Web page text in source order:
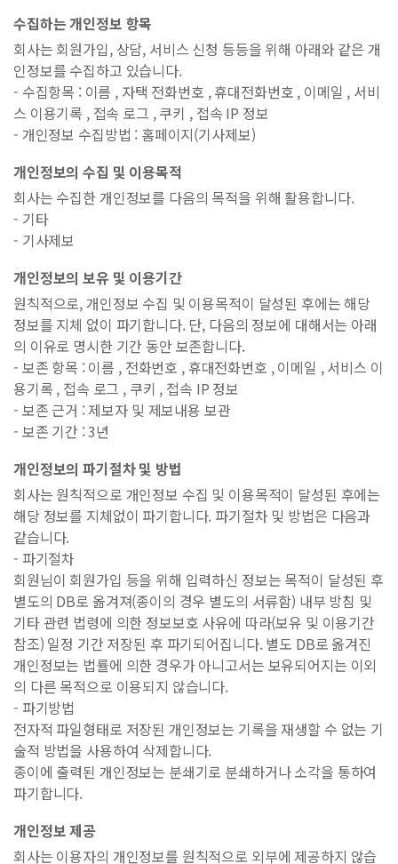
수집하는 개인정보 항목
회사는 회원가입, 상담, 서비스 신청 등등을 위해 아래와 같은 개
인정보를 수집하고 있습니다.
- 수집항목 : 이름 , 자택 전화번호 , 휴대전화번호 , 이메일 , 서비
스 이용기록 , 접속 로그 , 쿠키 , 접속 IP 정보
- 개인정보 수집방법 : 홈페이지(기사제보)
개인정보의 수집 및 이용목적
회사는 수집한 개인정보를 다음의 목적을 위해 활용합니다.
- 기타
- 기사제보
개인정보의 보유 및 이용기간
원칙적으로, 개인정보 수집 및 이용목적이 달성된 후에는 해당
정보를 지체 없이 파기합니다. 단, 다음의 정보에 대해서는 아래
의 이유로 명시한 기간 동안 보존합니다.
- 보존 항목 : 이름 , 전화번호 , 휴대전화번호 , 이메일 , 서비스 이
용기록 , 접속 로그 , 쿠키 , 접속 IP 정보
- 보존 근거 : 제보자 및 제보내용 보관
- 보존 기간 : 3년
개인정보의 파기절차 및 방법
회사는 원칙적으로 개인정보 수집 및 이용목적이 달성된 후에는
해당 정보를 지체없이 파기합니다. 파기절차 및 방법은 다음과
같습니다.
- 파기절차
회원님이 회원가입 등을 위해 입력하신 정보는 목적이 달성된 후
별도의 DB로 옮겨져(종이의 경우 별도의 서류함) 내부 방침 및
기타 관련 법령에 의한 정보보호 사유에 따라(보유 및 이용기간
참조) 일정 기간 저장된 후 파기되어집니다. 별도 DB로 옮겨진
개인정보는 법률에 의한 경우가 아니고서는 보유되어지는 이외
의 다른 목적으로 이용되지 않습니다.
- 파기방법
전자적 파일형태로 저장된 개인정보는 기록을 재생할 수 없는 기
술적 방법을 사용하여 삭제합니다.
종이에 출력된 개인정보는 분쇄기로 분쇄하거나 소각을 통하여
파기합니다.
개인정보 제공
회사는 이용자의 개인정보를 원칙적으로 외부에 제공하지 않습